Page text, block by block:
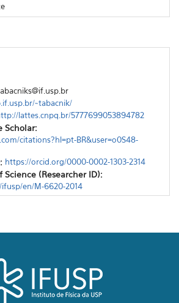
~tabacnik/
lattes.cnpq.br/5777699053894782
Scholar:
citations?hl=pt-BR&user=o0S48-
https://orcid.org/0000-0002-1303-2314
(Researcher ID):
en/M-6620-2014